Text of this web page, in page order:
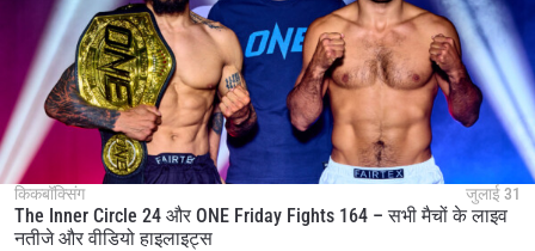
किकबॉक्सिंग जुलाई 31
The Inner Circle 24 और ONE Friday Fights 164 – सभी मैचों के लाइव
नतीजे और वीडियो हाइलाइट्स